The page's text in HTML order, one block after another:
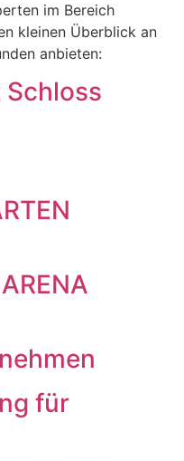
im Bereich
kleinen Überblick an
anbieten:
Schloss
für